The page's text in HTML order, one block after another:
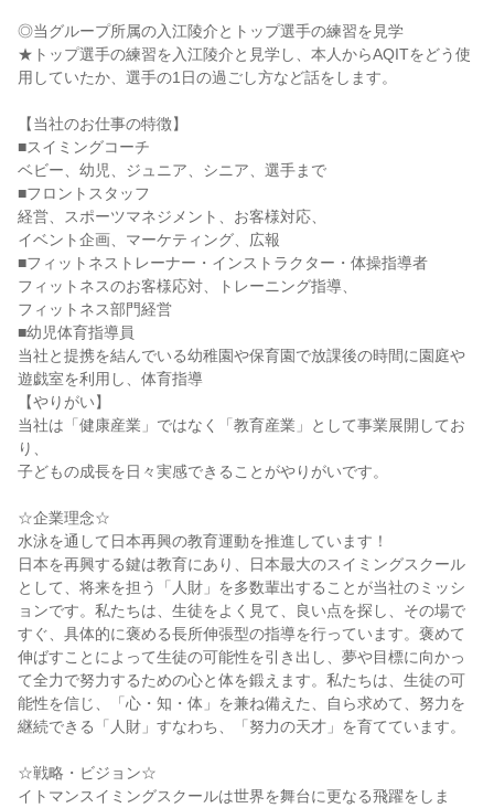
◎当グループ所属の入江陵介とトップ選手の練習を見学
★トップ選手の練習を入江陵介と見学し、本人からAQITをどう使
用していたか、選手の1日の過ごし方など話をします。
【当社のお仕事の特徴】
■スイミングコーチ
ベビー、幼児、ジュニア、シニア、選手まで
■フロントスタッフ
経営、スポーツマネジメント、お客様対応、
イベント企画、マーケティング、広報
■フィットネストレーナー・インストラクター・体操指導者
フィットネスのお客様応対、トレーニング指導、
フィットネス部門経営
■幼児体育指導員
当社と提携を結んでいる幼稚園や保育園で放課後の時間に園庭や
遊戯室を利用し、体育指導
【やりがい】
当社は「健康産業」ではなく「教育産業」として事業展開してお
り、
子どもの成長を日々実感できることがやりがいです。
☆企業理念☆
水泳を通して日本再興の教育運動を推進しています！
日本を再興する鍵は教育にあり、日本最大のスイミングスクール
として、将来を担う「人財」を多数輩出することが当社のミッシ
ョンです。私たちは、生徒をよく見て、良い点を探し、その場で
すぐ、具体的に褒める長所伸張型の指導を行っています。褒めて
伸ばすことによって生徒の可能性を引き出し、夢や目標に向かっ
て全力で努力するための心と体を鍛えます。私たちは、生徒の可
能性を信じ、「心・知・体」を兼ね備えた、自ら求めて、努力を
継続できる「人財」すなわち、「努力の天才」を育てています。
☆戦略・ビジョン☆
イトマンスイミングスクールは世界を舞台に更なる飛躍をしま